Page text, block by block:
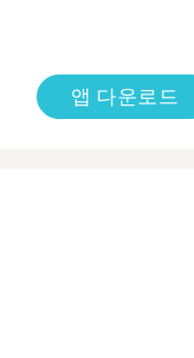
앱 다운로드